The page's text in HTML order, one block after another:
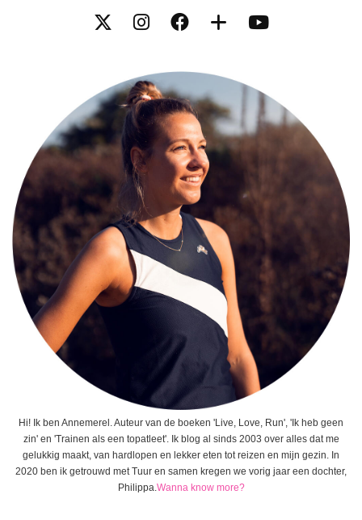
Hi! Ik ben Annemerel. Auteur van de boeken 'Live, Love, Run', 'Ik heb geen
zin' en 'Trainen als een topatleet'. Ik blog al sinds 2003 over alles dat me
gelukkig maakt, van hardlopen en lekker eten tot reizen en mijn gezin. In
2020 ben ik getrouwd met Tuur en samen kregen we vorig jaar een dochter,
Philippa. Wanna know more?